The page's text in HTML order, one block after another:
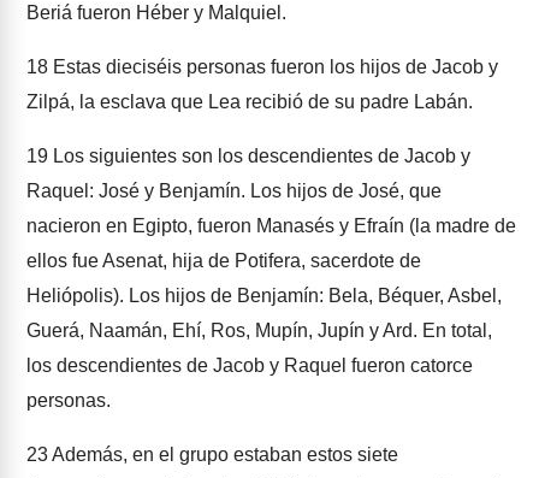
Beriá fueron Héber y Malquiel.
18 Estas dieciséis personas fueron los hijos de Jacob y
Zilpá, la esclava que Lea recibió de su padre Labán.
19 Los siguientes son los descendientes de Jacob y
Raquel: José y Benjamín. Los hijos de José, que
nacieron en Egipto, fueron Manasés y Efraín (la madre de
ellos fue Asenat, hija de Potifera, sacerdote de
Heliópolis). Los hijos de Benjamín: Bela, Béquer, Asbel,
Guerá, Naamán, Ehí, Ros, Mupín, Jupín y Ard. En total,
los descendientes de Jacob y Raquel fueron catorce
personas.
23Además, en el grupo estaban estos siete